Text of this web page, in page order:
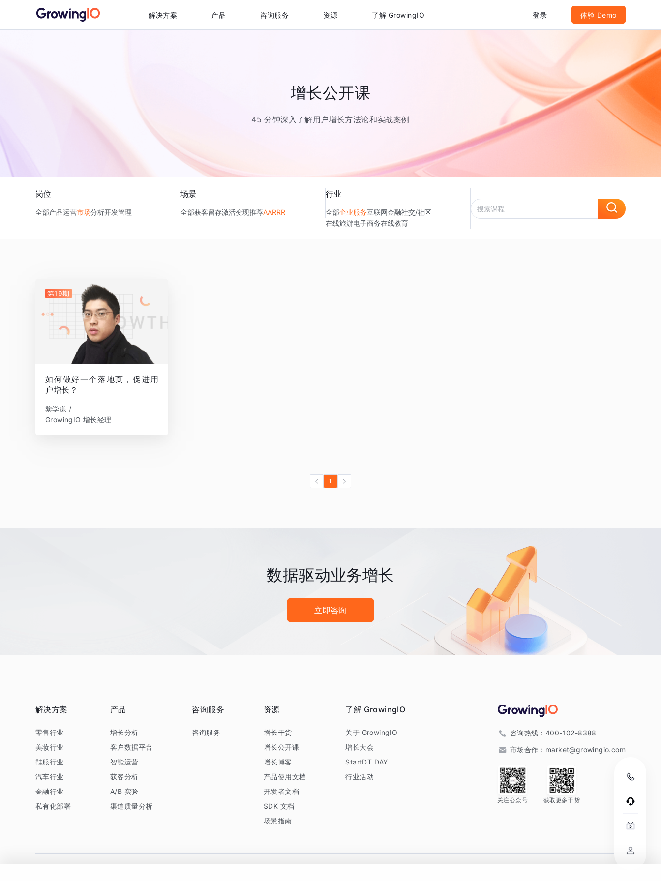
解决方案 产品 咨询服务 资源 了解 GrowingIO 登录 体验 Demo
增长公开课
45 分钟深入了解用户增长方法论和实战案例
岗位
全部产品运营市场分析开发管理
场景
全部获客留存激活变现推荐AARRR
行业
全部企业服务互联网金融社交/社区
在线旅游电子商务在线教育
第19期
如何做好一个落地页，促进用
户增长？
黎学谦 /
GrowingIO 增长经理
1
数据驱动业务增长
立即咨询
解决方案
零售行业
美妆行业
鞋服行业
汽车行业
金融行业
私有化部署
产品
增长分析
客户数据平台
智能运营
获客分析
A/B 实验
渠道质量分析
咨询服务
咨询服务
资源
增长干货
增长公开课
增长博客
产品使用文档
开发者文档
SDK 文档
场景指南
了解 GrowingIO
关于 GrowingIO
增长大会
StartDT DAY
行业活动
咨询热线： 400-102-8388
市场合作： market@growingio.com
关注公众号 获取更多干货